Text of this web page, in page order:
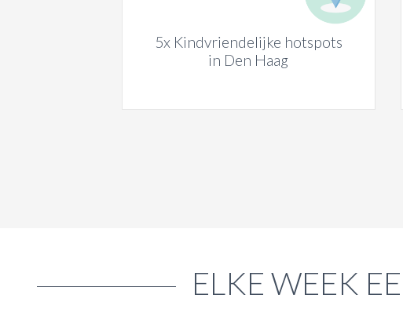
5x Kindvriendelijke hotspots
in Den Haag
ELKE WEEK